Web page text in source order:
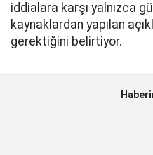
iddialara karşı yalnızca
kaynaklardan yapılan
gerektiğini belirtiyor.